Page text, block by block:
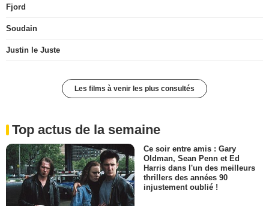
Fjord
Soudain
Justin le Juste
Les films à venir les plus consultés
Top actus de la semaine
Ce soir entre amis : Gary
Oldman, Sean Penn et Ed
Harris dans l'un des meilleurs
thrillers des années 90
injustement oublié !